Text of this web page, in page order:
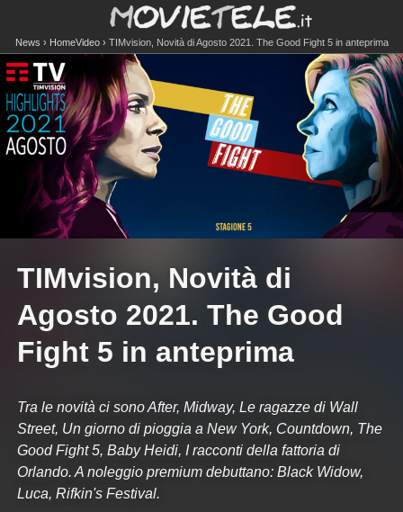
News HomeVideo TIMvision, Novità di Agosto 2021. The Good Fight 5 in anteprima
TIMvision, Novità di
Agosto 2021. The Good
Fight 5 in anteprima
Tra le novità ci sono After, Midway, Le ragazze di Wall
Street, Un giorno di pioggia a New York, Countdown, The
Good Fight 5, Baby Heidi, I racconti della fattoria di
Orlando. A noleggio premium debuttano: Black Widow,
Luca, Rifkin's Festival.